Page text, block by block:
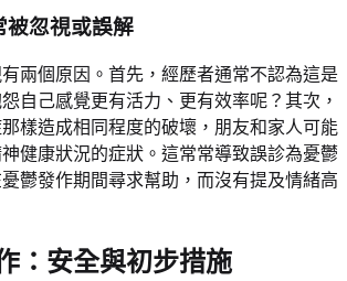
被忽視或誤解
兩個原因。首先，經歷者通常不認為這是
自己感覺更有活力、更有效率呢？其次，
樣造成相同程度的破壞，朋友和家人可能
健康狀況的症狀。這常常導致誤診為憂鬱
鬱發作期間尋求幫助，而沒有提及情緒高
：安全與初步措施